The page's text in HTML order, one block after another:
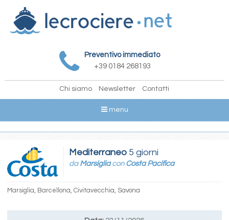
Preventivo immediato
+39 0184 268193
Chi siamo Newsletter Contatti
menu
Mediterraneo5 giorni
da Marsigliacon Costa Pacifica
Marsiglia, Barcellona, Civitavecchia, Savona